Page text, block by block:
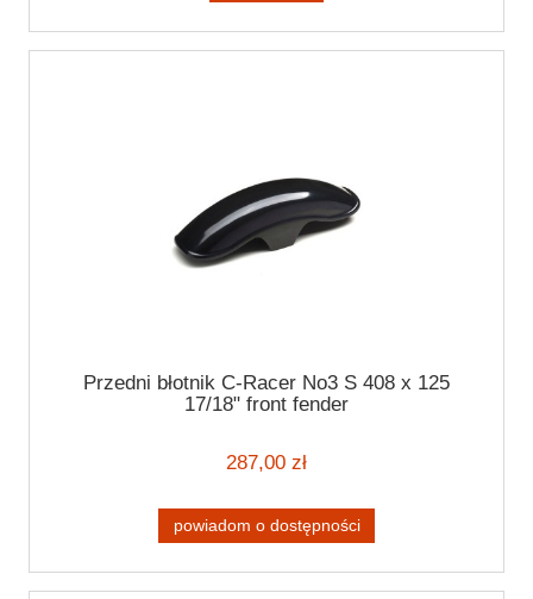
Przedni błotnik C-Racer No3 S 408 x 125
17/18" front fender
287,00 zł
powiadom o dostępności